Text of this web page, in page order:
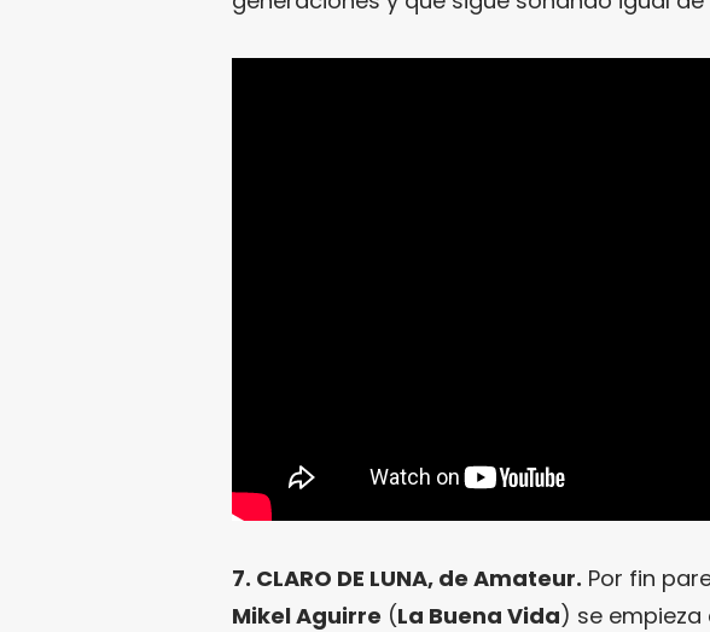
7. CLARO DE LUNA, de Amateur. Por fin
Mikel Aguirre (La Buena Vida) se